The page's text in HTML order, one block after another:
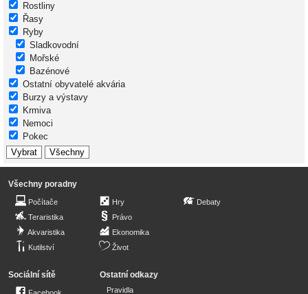
Rostliny
Řasy
Ryby
Sladkovodní
Mořské
Bazénové
Ostatní obyvatelé akvária
Burzy a výstavy
Krmiva
Nemoci
Pokec
Všechny poradny
Počítače
Teraristika
Akvaristika
Kutilství
Hry
Právo
Ekonomika
Život
Debaty
Sociální sítě Ostatní odkazy
Pravidla